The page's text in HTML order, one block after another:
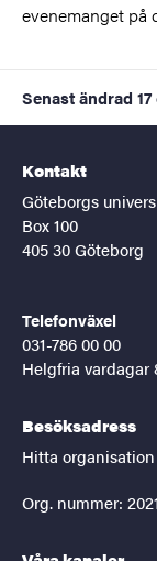
evenemanget på
Senast ändrad
Kontakt
Göteborgs
Box 100
405 30 Göteborg
Telefonväxel
031-786 00 00
Helgfria vardagar
Besöksadress
Hitta organisation
Org. nummer: